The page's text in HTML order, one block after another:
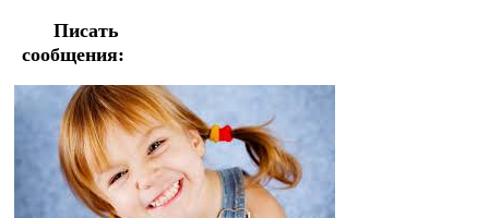
Писать
сообщения: